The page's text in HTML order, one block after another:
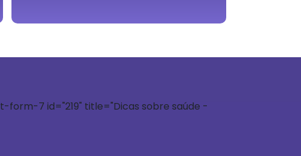
form-7 id="219" title="Dicas sobre saúde -